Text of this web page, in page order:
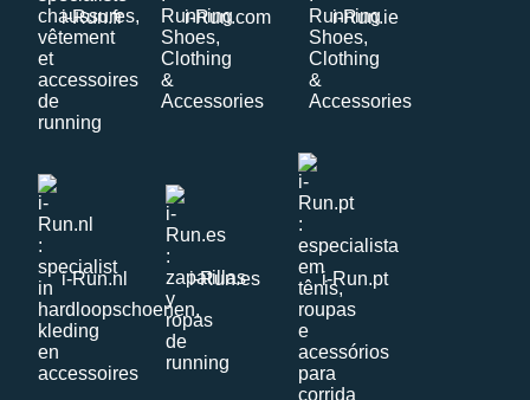
i-Run.fr i-Run.com i-Run.ie
i-Run.nl i-Run.es i-Run.pt